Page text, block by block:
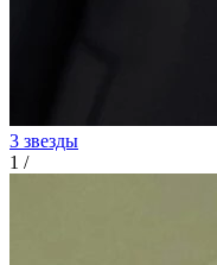
3 звезды
1 /